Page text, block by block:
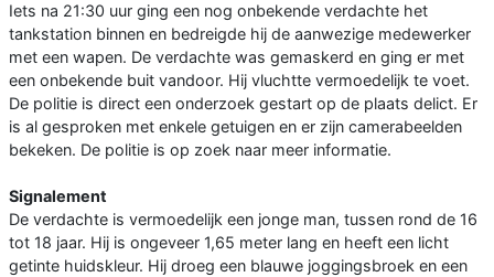
Iets na 21:30 uur ging een nog onbekende verdachte het
tankstation binnen en bedreigde hij de aanwezige medewerker
met een wapen. De verdachte was gemaskerd en ging er met
een onbekende buit vandoor. Hij vluchtte vermoedelijk te voet.
De politie is direct een onderzoek gestart op de plaats delict. Er
is al gesproken met enkele getuigen en er zijn camerabeelden
bekeken. De politie is op zoek naar meer informatie.
Signalement
De verdachte is vermoedelijk een jonge man, tussen rond de 16
tot 18 jaar. Hij is ongeveer 1,65 meter lang en heeft een licht
getinte huidskleur. Hij droeg een blauwe joggingsbroek en een